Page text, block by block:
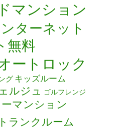
マンション
ターネット
無料
ートロック
グ キッズルーム
ルジュ ゴルフレンジ
マンション
トランクルーム